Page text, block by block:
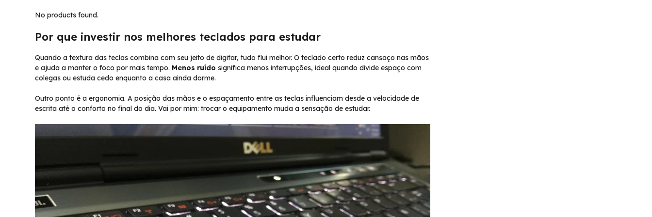
No products found.
Por que investir nos melhores teclados para estudar
Quando a textura das teclas combina com seu jeito de digitar, tudo flui melhor. O teclado certo reduz cansaço nas mãos
e ajuda a manter o foco por mais tempo. Menos ruído significa menos interrupções, ideal quando divide espaço com
colegas ou estuda cedo enquanto a casa ainda dorme.
Outro ponto é a ergonomia. A posição das mãos e o espaçamento entre as teclas influenciam desde a velocidade de
escrita até o conforto no final do dia. Vai por mim: trocar o equipamento muda a sensação de estudar.